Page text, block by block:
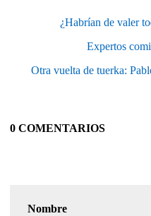
¿Habrían de valer
Expertos
Otra vuelta de tuerka:
0 COMENTARIOS
Nombre